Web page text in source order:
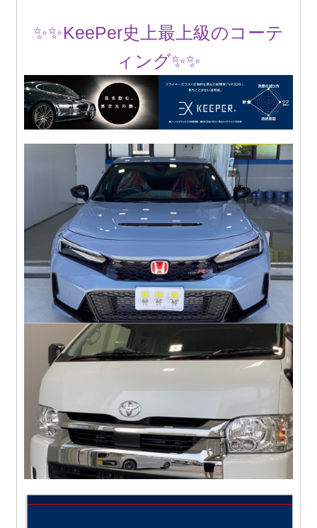
✨✨KeePer史上最上級のコーテ
ィング✨✨